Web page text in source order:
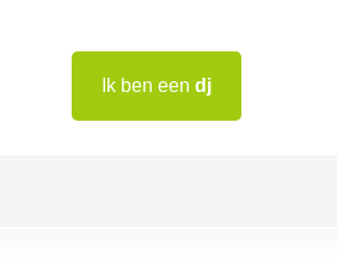
Ik ben een dj